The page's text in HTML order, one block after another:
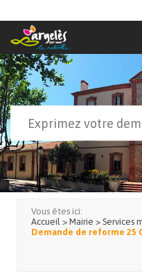
Formulaire de
Vous êtes ici:
Accueil > Mairie > Services
Demande de reforme 25